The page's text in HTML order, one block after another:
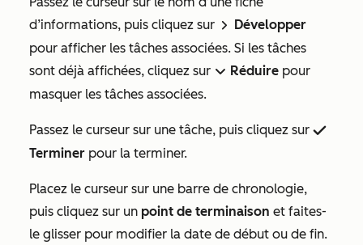
d’informations, puis cliquez sur rightIcon
Développer
pour afficher les tâches associées. Si les tâches
sont déjà affichées, cliquez sur dropdownIcon Réduire pour
masquer les tâches associées.
Passez le curseur sur une tâche, puis cliquez sur successIcon
Terminer pour la terminer.
Placez le curseur sur une barre de chronologie,
puis cliquez sur un point de terminaison et faites-
le glisser pour modifier la date de début ou de fin.